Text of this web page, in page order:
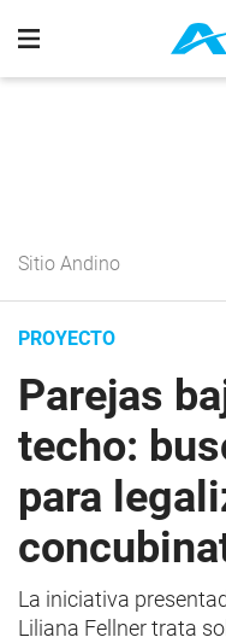
Sitio Andino
PROYECTO
Parejas
techo:
para
La iniciativa
Liliana Fellner trata